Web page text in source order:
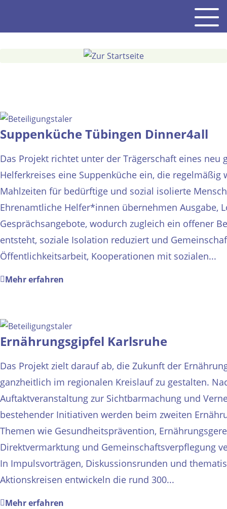
Inhalt
Suppenküche Tübingen Dinner4all
Das Projekt richtet unter der Trägerschaft eines neu
Helferkreises eine Suppenküche ein, die regelmäßig
Mahlzeiten für bedürftige und sozial isolierte
Ehrenamtliche Helfer*innen übernehmen Ausgabe,
Gesprächsangebote, wodurch zugleich ein offener
entsteht, soziale Isolation reduziert und
Öffentlichkeitsarbeit, Kooperationen mit sozialen...
Mehr erfahren
Ernährungsgipfel Karlsruhe
Das Projekt zielt darauf ab, die Zukunft der
ganzheitlich im regionalen Kreislauf zu gestalten.
Auftaktveranstaltung zur Sichtbarmachung und
bestehender Initiativen werden beim zweiten
Themen wie Gesundheitsprävention,
Direktvermarktung und Gemeinschaftsverpflegung
In Impulsvorträgen, Diskussionsrunden und
Aktionskreisen entwickeln die rund 300...
Mehr erfahren